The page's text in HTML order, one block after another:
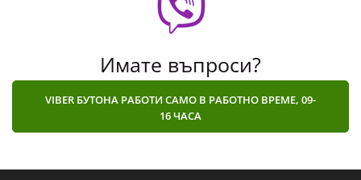
Имате въпроси?
VIBER БУТОНА РАБОТИ САМО В РАБОТНО ВРЕМЕ, 09-
16 ЧАСА